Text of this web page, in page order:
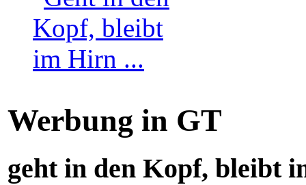
Werbung in GT
geht in den Kopf, bleibt